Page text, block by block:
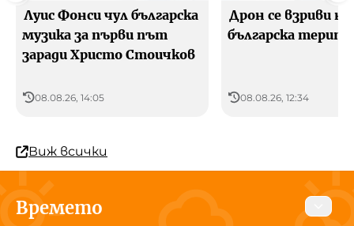
Луис Фонси чул българска
музика за първи път
заради Христо Стоичков
08.08.26, 14:05
Дрон се взриви на
българска
08.08.26, 12:34
Виж всички
Времето